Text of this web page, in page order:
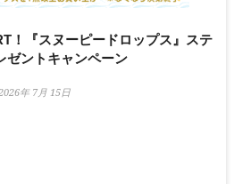
！『スヌーピードロップス』ステ
ゼントキャンペーン
年 7月 15日